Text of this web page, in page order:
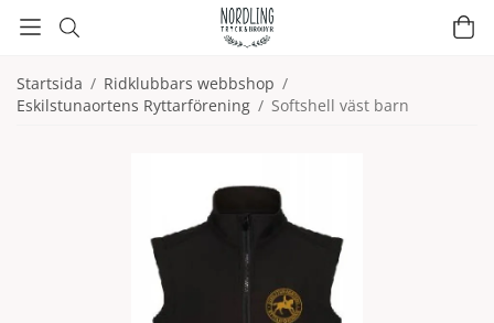
Startsida / Ridklubbars webbshop /
Eskilstunaortens Ryttarförening / Softshell väst barn